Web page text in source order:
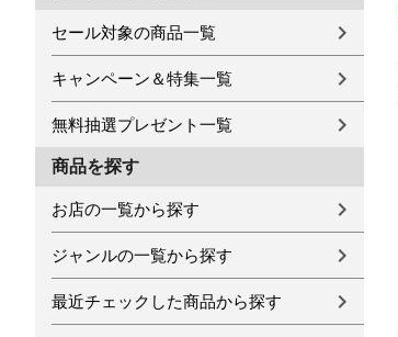
セール対象の商品一覧
キャンペーン＆特集一覧
無料抽選プレゼント一覧
商品を探す
お店の一覧から探す
ジャンルの一覧から探す
最近チェックした商品から探す